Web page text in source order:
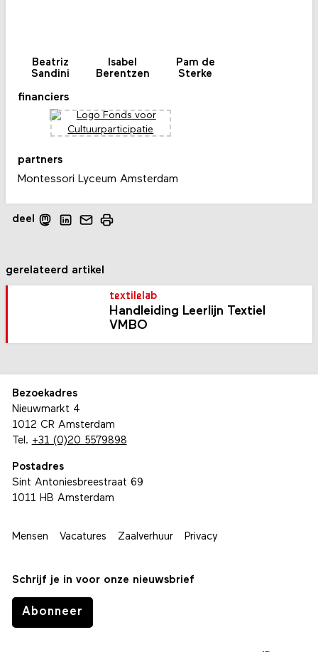
deel
Beatriz
Sandini
Isabel
Berentzen
Pam de
Sterke
financiers
partners
Montessori Lyceum Amsterdam
gerelateerd artikel
textilelab
Handleiding Leerlijn Textiel
VMBO
Bezoekadres
Nieuwmarkt 4
1012 CR Amsterdam
Tel. +31 (0)20 5579898
Postadres
Sint Antoniesbreestraat 69
1011 HB Amsterdam
Mensen Vacatures Zaalverhuur Privacy
Schrijf je in voor onze nieuwsbrief
Abonneer